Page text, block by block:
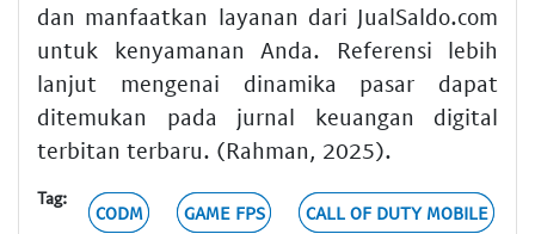
dan manfaatkan layanan dari JualSaldo.com
untuk kenyamanan Anda. Referensi lebih
lanjut mengenai dinamika pasar dapat
ditemukan pada jurnal keuangan digital
terbitan terbaru. (Rahman, 2025).
Tag:
CODM GAME FPS CALL OF DUTY MOBILE